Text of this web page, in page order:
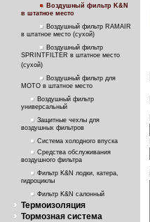
Воздушный фильтр K&N
в штатное место
Воздушный фильтр RAMAIR
в штатное место (сухой)
Воздушный фильтр
SPRINTFILTER в штатное место
(сухой)
Воздушный фильтр для
МОТО в штатное место
Воздушный фильтр
универсальный
Защитные чехлы для
воздушных фильтров
Система холодного впуска
Средства обслуживания
воздушного фильтра
Фильтр K&N лодки, катера,
гидроциклы
Фильтр K&N салонный
Термоизоляция
Тормозная система